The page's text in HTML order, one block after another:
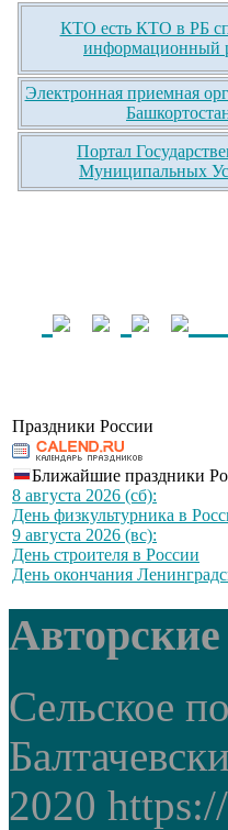
КТО есть КТО в РБ
информационный
Электронная приемная
Портал
Муниципальных
Праздники России
Ближайшие праздники
8 августа 2026 (сб):
День физкультурника в
9 августа 2026 (вс):
День строителя в России
День окончания
Сельское
2020